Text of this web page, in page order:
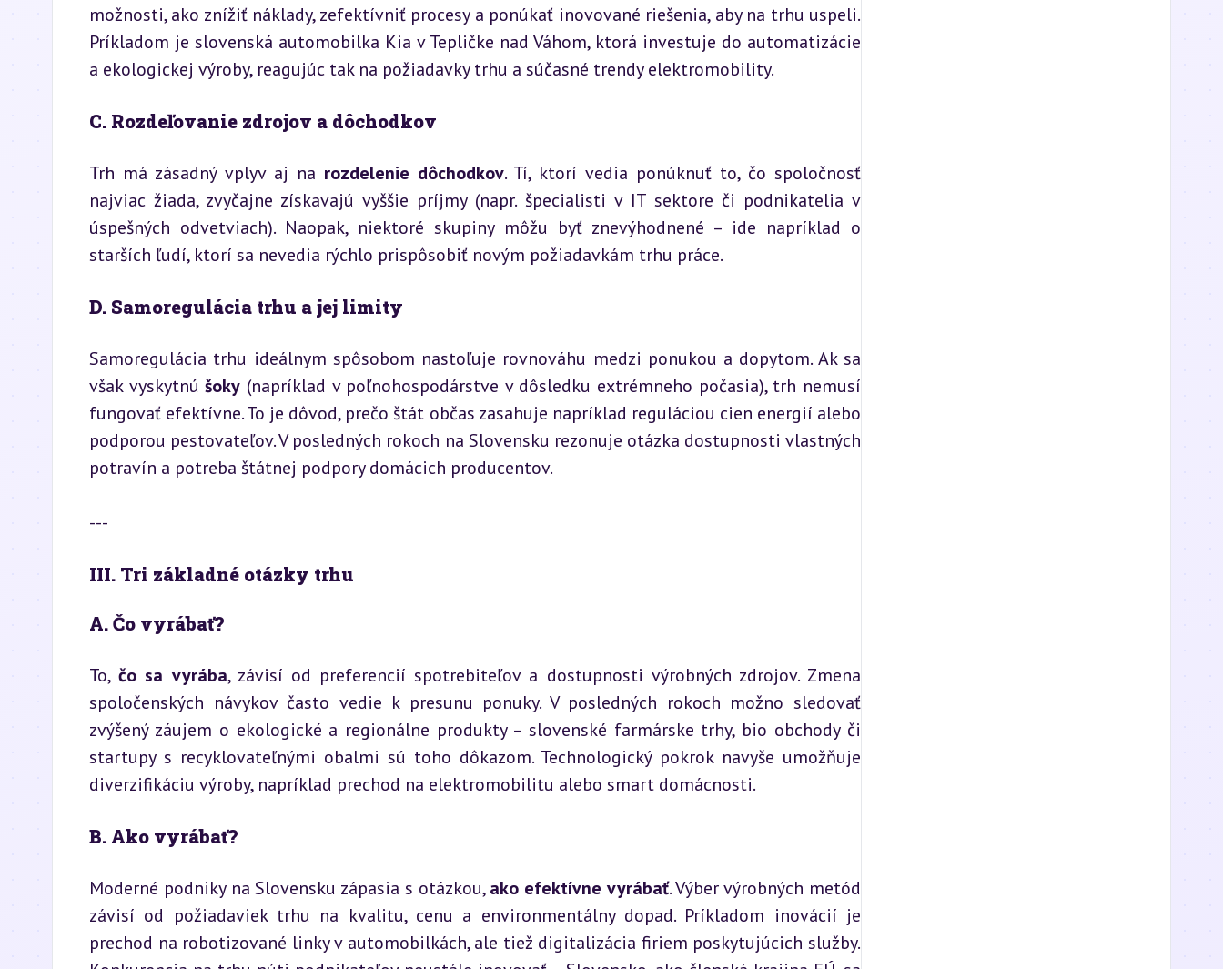
možnosti, ako znížiť náklady, zefektívniť procesy a ponúkať inovované riešenia, aby na trhu uspeli.
Príkladom je slovenská automobilka Kia v Tepličke nad Váhom, ktorá investuje do automatizácie
a ekologickej výroby, reagujúc tak na požiadavky trhu a súčasné trendy elektromobility.
C. Rozdeľovanie zdrojov a dôchodkov
Trh má zásadný vplyv aj na rozdelenie dôchodkov. Tí, ktorí vedia ponúknuť to, čo spoločnosť
najviac žiada, zvyčajne získavajú vyššie príjmy (napr. špecialisti v IT sektore či podnikatelia v
úspešných odvetviach). Naopak, niektoré skupiny môžu byť znevýhodnené – ide napríklad o
starších ľudí, ktorí sa nevedia rýchlo prispôsobiť novým požiadavkám trhu práce.
D. Samoregulácia trhu a jej limity
Samoregulácia trhu ideálnym spôsobom nastoľuje rovnováhu medzi ponukou a dopytom. Ak sa
však vyskytnú šoky (napríklad v poľnohospodárstve v dôsledku extrémneho počasia), trh nemusí
fungovať efektívne. To je dôvod, prečo štát občas zasahuje napríklad reguláciou cien energií alebo
podporou pestovateľov. V posledných rokoch na Slovensku rezonuje otázka dostupnosti vlastných
potravín a potreba štátnej podpory domácich producentov.
---
III. Tri základné otázky trhu
A. Čo vyrábať?
To, čo sa vyrába, závisí od preferencií spotrebiteľov a dostupnosti výrobných zdrojov. Zmena
spoločenských návykov často vedie k presunu ponuky. V posledných rokoch možno sledovať
zvýšený záujem o ekologické a regionálne produkty – slovenské farmárske trhy, bio obchody či
startupy s recyklovateľnými obalmi sú toho dôkazom. Technologický pokrok navyše umožňuje
diverzifikáciu výroby, napríklad prechod na elektromobilitu alebo smart domácnosti.
B. Ako vyrábať?
Moderné podniky na Slovensku zápasia s otázkou, ako efektívne vyrábať. Výber výrobných metód
závisí od požiadaviek trhu na kvalitu, cenu a environmentálny dopad. Príkladom inovácií je
prechod na robotizované linky v automobilkách, ale tiež digitalizácia firiem poskytujúcich služby.